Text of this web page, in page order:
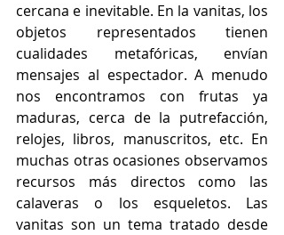
cercana e inevitable. En la vanitas, los
objetos representados tienen
cualidades metafóricas, envían
mensajes al espectador. A menudo
nos encontramos con frutas ya
maduras, cerca de la putrefacción,
relojes, libros, manuscritos, etc. En
muchas otras ocasiones observamos
recursos más directos como las
calaveras o los esqueletos. Las
vanitas son un tema tratado desde